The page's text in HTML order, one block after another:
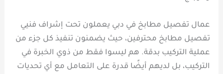
عمال تفصيل مطابخ في دبي يعملون تحت إشراف فنيي
تفصيل مطابخ محترفين، حيث يضمنون تنفيذ كل جزء من
عملية التركيب بدقة. هم ليسوا فقط من ذوي الخبرة في
التركيب، بل لديهم أيضًا قدرة على التعامل مع أي تحديات